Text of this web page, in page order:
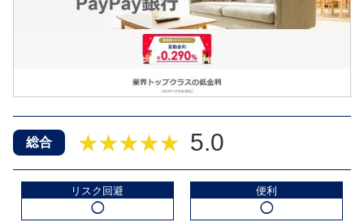
総合 ★★★★★ 5.0
リスク回避
◯
便利
◯